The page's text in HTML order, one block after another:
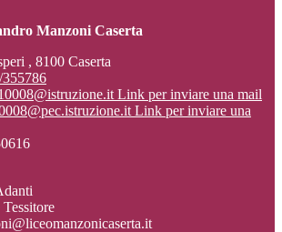
Manzoni Caserta
, 8100 Caserta
Link per inviare una mail
Link per inviare una